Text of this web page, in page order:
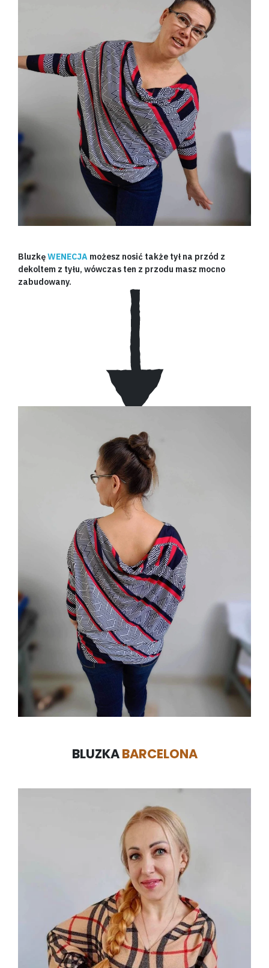
BluzkęWENECJA możesz nosić także tył na przód z
dekoltem z tyłu, wówczas ten z przodu masz mocno
zabudowany.
BLUZKABARCELONA